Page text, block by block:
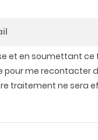
et en soumettant
pour me recontacter
traitement ne sera